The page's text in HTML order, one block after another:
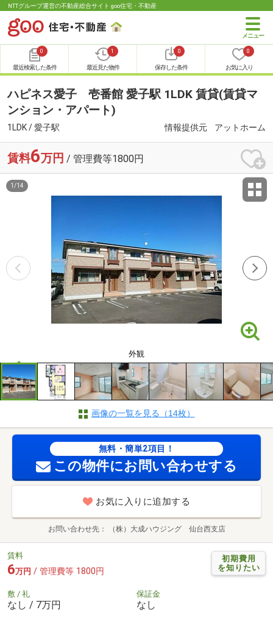
NTTグループ運営の不動産総合サイト goo住宅・不動産
0
最近検索した条件
1
最近見た物件
0
保存した条件
0
お気に入り
ハピネス愛子 壱番館 愛子駅 1LDK 賃貸(賃貸マ
ンション・アパート)
1LDK / 愛子駅 情報提供元 アットホーム
賃料6万円 / 管理費等1800円
外観
1 /14
画像の一覧を見る（14枚）
無料・簡単2項目！
この物件にお問い合わせする
お気に入りに追加する
お問い合わせ先 （株）大成ハウジング 仙台西支店
初期費用
を知りたい
賃料
6万円 / 管理費等 1800円
敷 / 礼
なし / 7万円
保証金
なし